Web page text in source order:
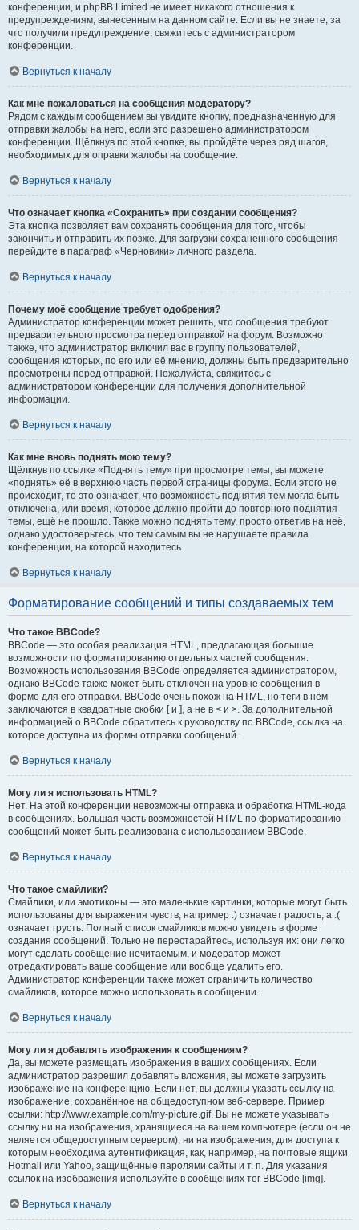
конференции, и phpBB Limited не имеет никакого отношения к
предупреждениям, вынесенным на данном сайте. Если вы не знаете, за
что получили предупреждение, свяжитесь с администратором
конференции.
Вернуться к началу
Как мне пожаловаться на сообщения модератору?
Рядом с каждым сообщением вы увидите кнопку, предназначенную для
отправки жалобы на него, если это разрешено администратором
конференции. Щёлкнув по этой кнопке, вы пройдёте через ряд шагов,
необходимых для оправки жалобы на сообщение.
Вернуться к началу
Что означает кнопка «Сохранить» при создании сообщения?
Эта кнопка позволяет вам сохранять сообщения для того, чтобы
закончить и отправить их позже. Для загрузки сохранённого сообщения
перейдите в параграф «Черновики» личного раздела.
Вернуться к началу
Почему моё сообщение требует одобрения?
Администратор конференции может решить, что сообщения требуют
предварительного просмотра перед отправкой на форум. Возможно
также, что администратор включил вас в группу пользователей,
сообщения которых, по его или её мнению, должны быть предварительно
просмотрены перед отправкой. Пожалуйста, свяжитесь с
администратором конференции для получения дополнительной
информации.
Вернуться к началу
Как мне вновь поднять мою тему?
Щёлкнув по ссылке «Поднять тему» при просмотре темы, вы можете
«поднять» её в верхнюю часть первой страницы форума. Если этого не
происходит, то это означает, что возможность поднятия тем могла быть
отключена, или время, которое должно пройти до повторного поднятия
темы, ещё не прошло. Также можно поднять тему, просто ответив на неё,
однако удостоверьтесь, что тем самым вы не нарушаете правила
конференции, на которой находитесь.
Вернуться к началу
Форматирование сообщений и типы создаваемых тем
Что такое BBCode?
BBCode — это особая реализация HTML, предлагающая большие
возможности по форматированию отдельных частей сообщения.
Возможность использования BBCode определяется администратором,
однако BBCode также может быть отключён на уровне сообщения в
форме для его отправки. BBCode очень похож на HTML, но теги в нём
заключаются в квадратные скобки [ и ], а не в < и >. За дополнительной
информацией о BBCode обратитесь к руководству по BBCode, ссылка на
которое доступна из формы отправки сообщений.
Вернуться к началу
Могу ли я использовать HTML?
Нет. На этой конференции невозможны отправка и обработка HTML-кода
в сообщениях. Большая часть возможностей HTML по форматированию
сообщений может быть реализована с использованием BBCode.
Вернуться к началу
Что такое смайлики?
Смайлики, или эмотиконы — это маленькие картинки, которые могут быть
использованы для выражения чувств, например :) означает радость, а :(
означает грусть. Полный список смайликов можно увидеть в форме
создания сообщений. Только не перестарайтесь, используя их: они легко
могут сделать сообщение нечитаемым, и модератор может
отредактировать ваше сообщение или вообще удалить его.
Администратор конференции также может ограничить количество
смайликов, которое можно использовать в сообщении.
Вернуться к началу
Могу ли я добавлять изображения к сообщениям?
Да, вы можете размещать изображения в ваших сообщениях. Если
администратор разрешил добавлять вложения, вы можете загрузить
изображение на конференцию. Если нет, вы должны указать ссылку на
изображение, сохранённое на общедоступном веб-сервере. Пример
ссылки: http://www.example.com/my-picture.gif. Вы не можете указывать
ссылку ни на изображения, хранящиеся на вашем компьютере (если он не
является общедоступным сервером), ни на изображения, для доступа к
которым необходима аутентификация, как, например, на почтовые ящики
Hotmail или Yahoo, защищённые паролями сайты и т. п. Для указания
ссылок на изображения используйте в сообщениях тег BBCode [img].
Вернуться к началу